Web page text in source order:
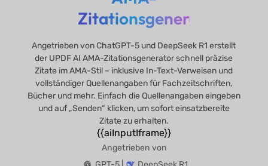
Zitationsgenerator
Angetrieben von ChatGPT-5 und DeepSeek R1 erstellt
der UPDF AI AMA-Zitationsgenerator schnell präzise
Zitate im AMA-Stil – inklusive In-Text-Verweisen und
vollständiger Quellenangaben für Fachzeitschriften,
Bücher und mehr. Einfach die Quellenangaben eingeben
und auf „Senden“ klicken, um sofort einsatzbereite
Zitate zu erhalten.
{{aiInputIframe}}